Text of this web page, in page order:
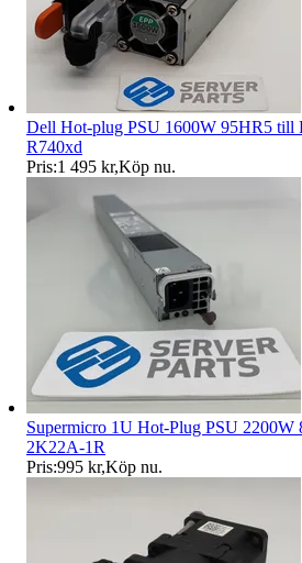
Dell Hot-plug PSU 1600W 95HR5 till
R740xd
Pris:1 495 kr,Köp nu.
Supermicro 1U Hot-Plug PSU 2200W
2K22A-1R
Pris:995 kr,Köp nu.